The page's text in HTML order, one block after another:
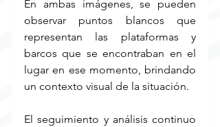
En ambas imágenes, se pueden
observar puntos blancos que
representan las plataformas y
barcos que se encontraban en el
lugar en ese momento, brindando
un contexto visual de la situación.
El seguimiento y análisis continuo